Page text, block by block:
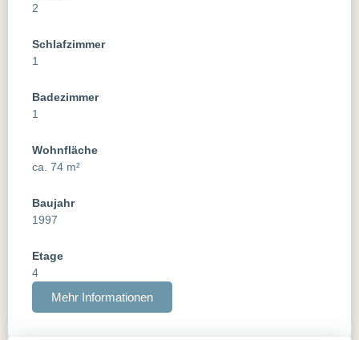
2
Schlafzimmer
1
Badezimmer
1
Wohnfläche
ca. 74 m²
Baujahr
1997
Etage
4
Mehr Informationen